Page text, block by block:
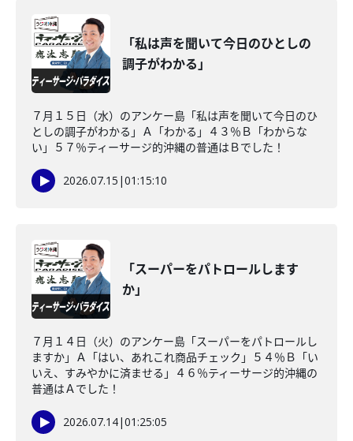
「私は声を聞いて今日のひとしの
調子がわかる」
７月１５日（水）のアンケー島「私は声を聞いて今日のひ
としの調子がわかる」Ａ「わかる」４３％Ｂ「わからな
い」５７％ティーサージ的沖縄の普通はＢでした！
2026.07.15 |01:15:10
「スーパーをパトロールします
か」
７月１４日（火）のアンケー島「スーパーをパトロールし
ますか」Ａ「はい、あれこれ商品チェック」５４％Ｂ「い
いえ、すみやかに済ませる」４６％ティーサージ的沖縄の
普通はＡでした！
2026.07.14|01:25:05